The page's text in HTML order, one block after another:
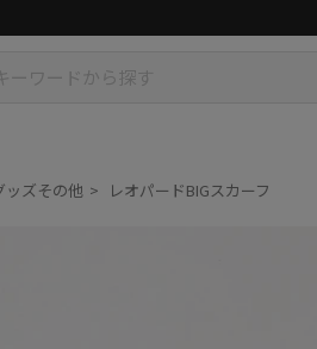
ッズその他 レオパードBIGスカーフ